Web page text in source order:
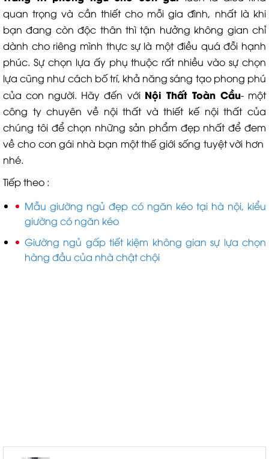
quan trọng và cần thiết cho mỗi gia đình, nhất là khi
bạn đang còn độc thân thì tận hưởng không gian chỉ
dành cho riêng mình thực sự là một điều quá đỗi hạnh
phúc. Sự chọn lựa ấy phụ thuộc rất nhiều vào sự chọn
lựa cũng như cách bố trí, khả năng sáng tạo phong phú
của con người. Hãy đến với Nội Thất Toàn Cầu- một
công ty chuyên về nội thất và thiết kế nội thất của
chúng tôi để chọn những sản phẩm đẹp nhất để đem
về cho con gái nhà bạn một thế giới sống tuyệt vời hơn
nhé.
Tiếp theo :
Mẫu giường ngủ đẹp có ngăn kéo tại hà nội, kiểu
giường có ngăn kéo
Giường ngủ gấp tiết kiệm không gian sự lựa chọn
hàng đầu của nhà chật chội